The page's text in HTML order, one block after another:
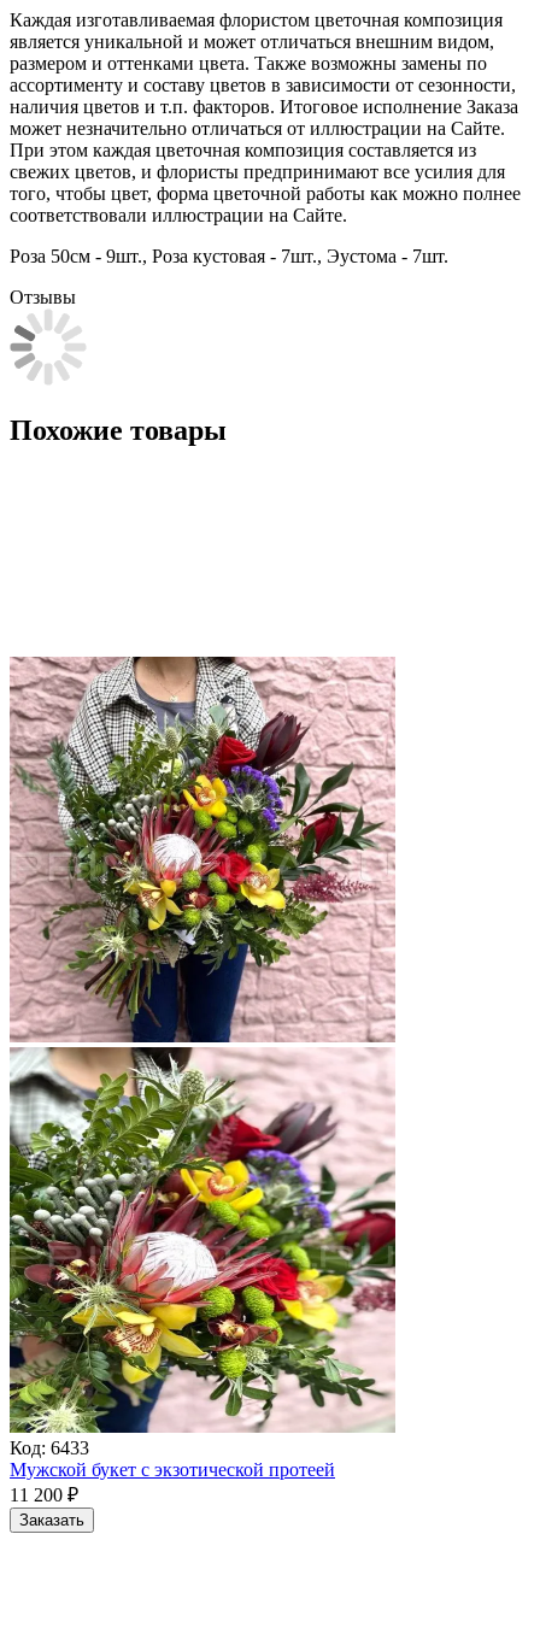
Каждая изготавливаемая флористом цветочная композиция
является уникальной и может отличаться внешним видом,
размером и оттенками цвета. Также возможны замены по
ассортименту и составу цветов в зависимости от сезонности,
наличия цветов и т.п. факторов. Итоговое исполнение Заказа
может незначительно отличаться от иллюстрации на Сайте.
При этом каждая цветочная композиция составляется из
свежих цветов, и флористы предпринимают все усилия для
того, чтобы цвет, форма цветочной работы как можно полнее
соответствовали иллюстрации на Сайте.
Роза 50см - 9шт., Роза кустовая - 7шт., Эустома - 7шт.
Отзывы
Похожие товары
Код: 6433
Мужской букет с экзотической протеей
11 200 ₽
Заказать